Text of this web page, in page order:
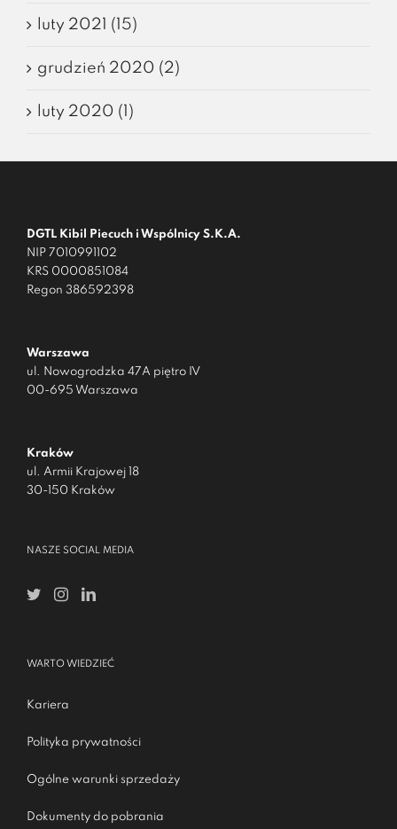
luty 2021 (15)
grudzień 2020 (2)
luty 2020 (1)
DGTL Kibil Piecuch i Wspólnicy S.K.A.
NIP 7010991102
KRS 0000851084
Regon 386592398
Warszawa
ul. Nowogrodzka 47A piętro IV
00-695 Warszawa
Kraków
ul. Armii Krajowej 18
30-150 Kraków
NASZE SOCIAL MEDIA
WARTO WIEDZIEĆ
Kariera
Polityka prywatności
Ogólne warunki sprzedaży
Dokumenty do pobrania